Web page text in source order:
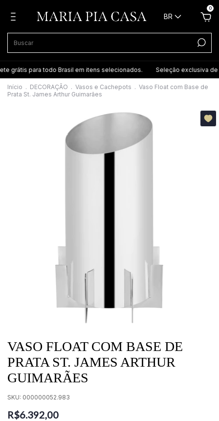
BR
0
grátis para todo Brasil em itens selecionados. Seleção exclusiva de
Início . DECORAÇÃO . Vasos e Cachepots . Vaso Float com Base de
Prata St. James Arthur Guimarães
VASO FLOAT COM BASE DE
PRATA ST. JAMES ARTHUR
GUIMARÃES
SKU: 000000052.983
R$6.392,00